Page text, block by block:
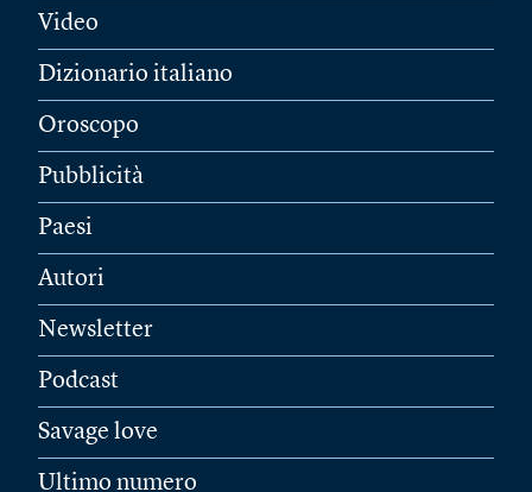
Video
Dizionario italiano
Oroscopo
Pubblicità
Paesi
Autori
Newsletter
Podcast
Savage love
Ultimo numero